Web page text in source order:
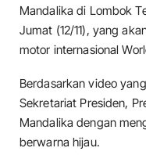
Mandalika di Lombok
Jumat (12/11), yang
motor internasional
Berdasarkan video
Sekretariat Presiden,
Mandalika dengan
berwarna hijau.